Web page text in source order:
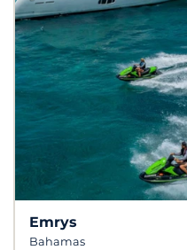
Emrys
Bahamas